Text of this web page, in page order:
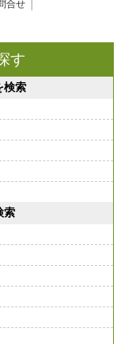
合せ
す
検索
索